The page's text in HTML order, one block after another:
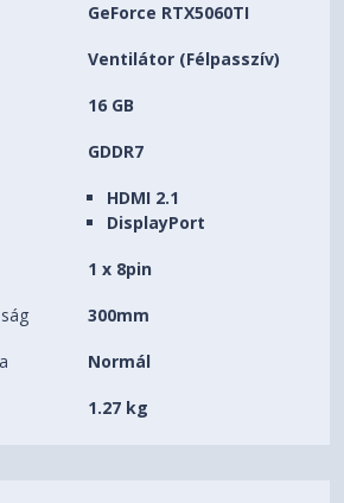
GeForce RTX5060TI
Ventilátor (Félpasszív)
16 GB
GDDR7
HDMI 2.1
DisplayPort
1 x 8pin
300mm
Normál
1.27 kg